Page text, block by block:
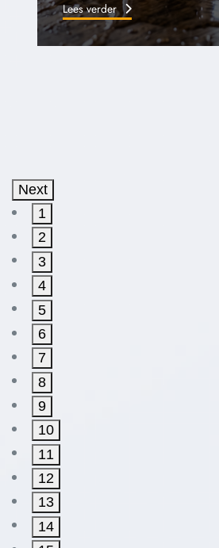
Lees verder
Next
1
2
3
4
5
6
7
8
9
10
11
12
13
14